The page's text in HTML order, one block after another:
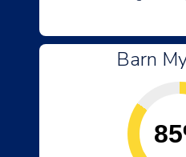
Barn